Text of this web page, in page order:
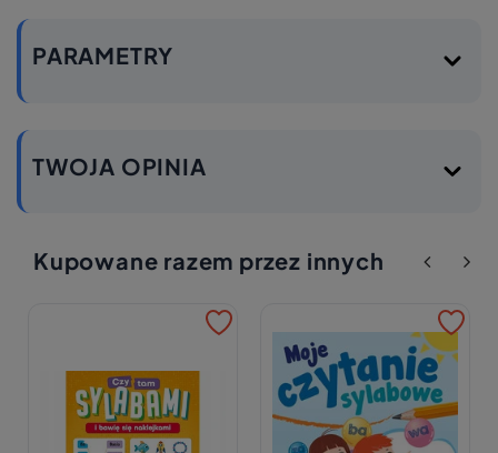
PARAMETRY
TWOJA OPINIA
Kupowane razem przez innych